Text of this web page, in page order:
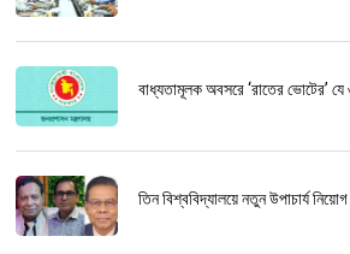
বাধ্যতামূলক অবসরে ‘রাতের ভোটের’ যে
তিন বিশ্ববিদ্যালয়ে নতুন উপাচার্য